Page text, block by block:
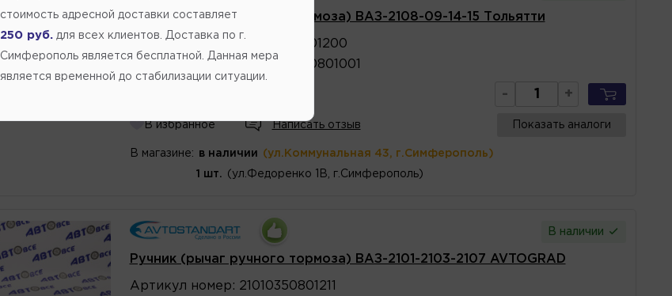
Ручник (рычаг ручного тормоза) ВАЗ-2108-09-14-15 Тольятти
Артикул
21080350801200
Каталожный номер 2108350801001
- +
В избранное Написать отзыв Показать аналоги
В магазине: в наличии (ул.Коммунальная 43, г.Симферополь)
1 шт. (ул.Федоренко 1В, г.Симферополь)
В наличии
Ручник (рычаг ручного тормоза) ВАЗ-2101-2103-2107 AVTOGRAD
Артикул номер : 21010350801211
стоимость адресной доставки составляет
250 руб. для всех клиентов. Доставка по г.
Симферополь является бесплатной. Данная мера
является временной до стабилизации ситуации.